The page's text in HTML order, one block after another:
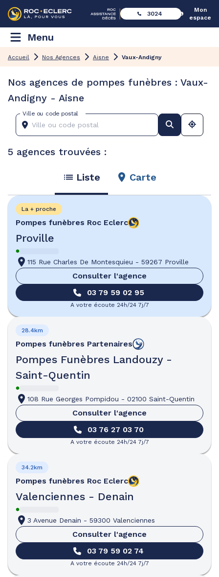
3024
Mon
espace
Menu
Accueil Nos Agences Aisne Vaux-Andigny
Nos agences de pompes funèbres : Vaux-
Andigny - Aisne
Ville ou code postal
5 agences trouvées :
Liste Carte
Pompes funèbres Roc Eclerc
Proville
La + proche
115 Rue Charles De Montesquieu - 59267 Proville
Consulter l'agence
03 79 59 02 95
A votre écoute 24h/24 7j/7
Pompes funèbres Partenaires
Pompes Funèbres Landouzy -
Saint-Quentin
28.4km
108 Rue Georges Pompidou - 02100 Saint-Quentin
Consulter l'agence
03 76 27 03 70
A votre écoute 24h/24 7j/7
Pompes funèbres Roc Eclerc
Valenciennes - Denain
34.2km
3 Avenue Denain - 59300 Valenciennes
Consulter l'agence
03 79 59 02 74
A votre écoute 24h/24 7j/7